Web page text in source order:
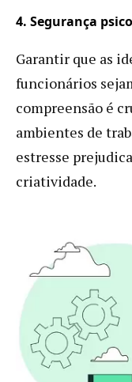
4. Segurança
Garantir que as
funcionários
compreensão é
ambientes de
estresse
criatividade.